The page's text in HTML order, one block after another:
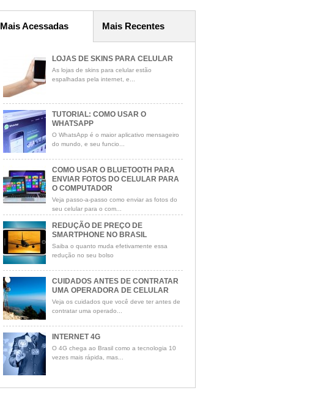
Mais Acessadas Mais Recentes
LOJAS DE SKINS PARA CELULAR
As lojas de skins para celular estão
espalhadas pela internet, e...
TUTORIAL: COMO USAR O
WHATSAPP
O WhatsApp é o maior aplicativo mensageiro
do mundo, e seu funcio...
COMO USAR O BLUETOOTH PARA
ENVIAR FOTOS DO CELULAR PARA
O COMPUTADOR
Veja passo-a-passo como enviar as fotos do
seu celular para o com...
REDUÇÃO DE PREÇO DE
SMARTPHONE NO BRASIL
Saiba o quanto muda efetivamente essa
redução no seu bolso
CUIDADOS ANTES DE CONTRATAR
UMA OPERADORA DE CELULAR
Veja os cuidados que você deve ter antes de
contratar uma operado...
INTERNET 4G
O 4G chega ao Brasil como a tecnologia 10
vezes mais rápida, mas...